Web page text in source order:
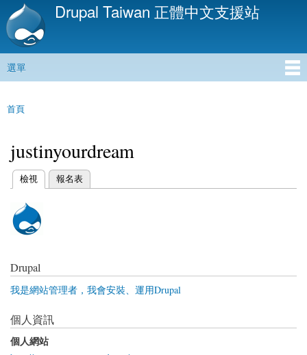
移
內
Drupal Taiwan 正體中文支援站
主選單
選單
您在這裡
首頁
justinyourdream
主要索引標籤
檢視
(作用中頁籤) 報名表
Drupal
我是網站管理者，我會安裝、運用Drupal
個人資訊
個人網站